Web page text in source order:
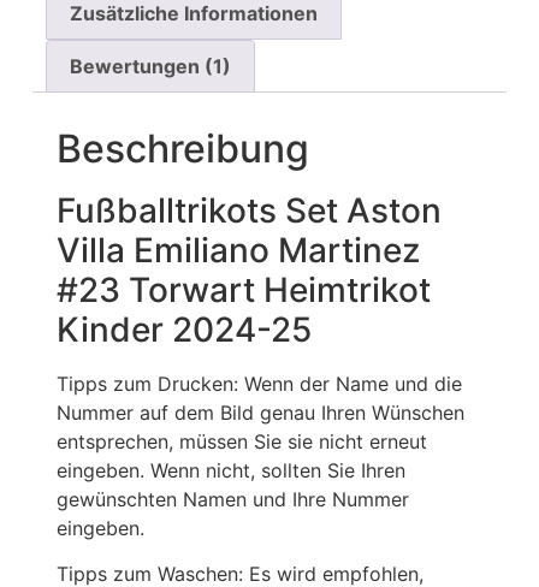
Zusätzliche Informationen
Bewertungen (1)
Beschreibung
Fußballtrikots Set Aston
Villa Emiliano Martinez
#23 Torwart Heimtrikot
Kinder 2024-25
Tipps zum Drucken: Wenn der Name und die
Nummer auf dem Bild genau Ihren Wünschen
entsprechen, müssen Sie sie nicht erneut
eingeben. Wenn nicht, sollten Sie Ihren
gewünschten Namen und Ihre Nummer
eingeben.
Tipps zum Waschen: Es wird empfohlen,